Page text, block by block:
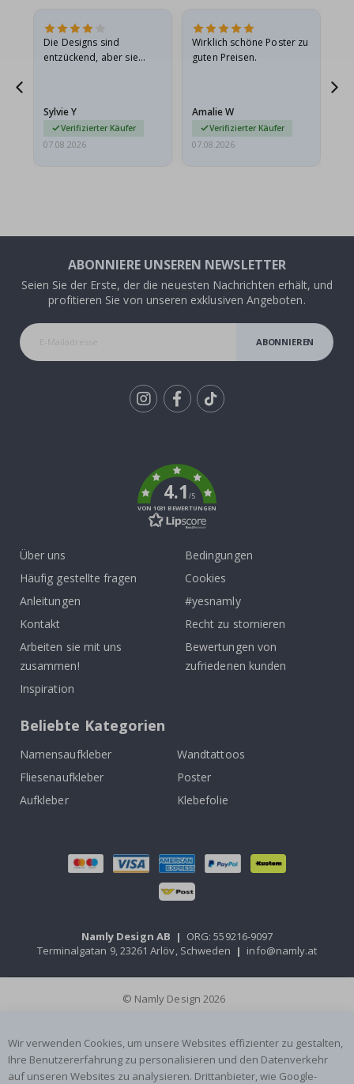
Die Designs sind
entzückend, aber sie
sie…
Sylvie Y
Verifizierter Käufer
07.08.2026
Wirklich schöne Poster zu
guten Preisen.
Amalie W
Verifizierter Käufer
07.08.2026
ABONNIERE UNSEREN NEWSLETTER
Seien Sie der Erste, der die neuesten Nachrichten erhält, und
profitieren Sie von unseren exklusiven Angeboten.
ABONNIEREN
4.1/5
VON 1031 BEWERTUNGEN
Über uns
Häufig gestellte fragen
Anleitungen
Kontakt
Arbeiten sie mit uns
zusammen!
Inspiration
Bedingungen
Cookies
#yesnamly
Recht zu stornieren
Bewertungen von
zufriedenen kunden
Beliebte Kategorien
Namensaufkleber
Wandtattoos
Fliesenaufkleber
Poster
Aufkleber
Klebefolie
Namly Design AB | ORG: 559216-9097
Terminalgatan 9, 23261 Arlöv, Schweden | info@namly.at
© Namly Design 2026
Wir verwenden Cookies, um unsere Websites effizienter zu gestalten,
Ihre Benutzererfahrung zu personalisieren und den Datenverkehr
auf unseren Websites zu analysieren. Drittanbieter, wie Google-